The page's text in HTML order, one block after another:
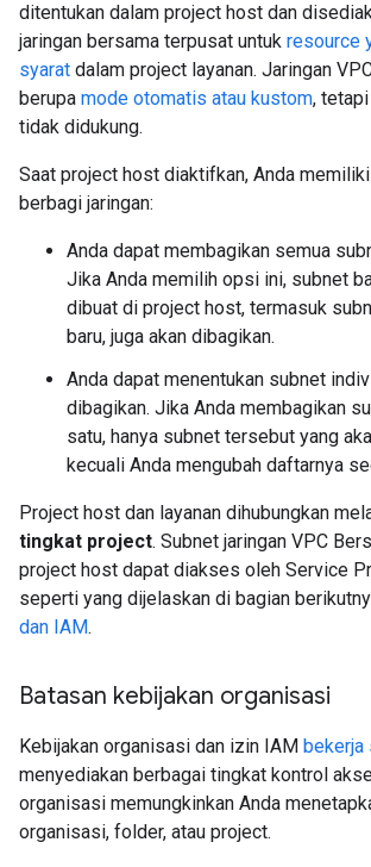
ditentukan dalam project host dan
jaringan bersama terpusat untuk resource
syarat dalam project layanan. Jaringan
berupa mode otomatis atau kustom, tetapi
tidak didukung.
Saat project host diaktifkan, Anda
berbagi jaringan:
Anda dapat membagikan semua
Jika Anda memilih opsi ini, subnet
dibuat di project host, termasuk
baru, juga akan dibagikan.
Anda dapat menentukan subnet
dibagikan. Jika Anda membagikan
satu, hanya subnet tersebut yang
kecuali Anda mengubah daftarnya
Project host dan layanan dihubungkan
tingkat project. Subnet jaringan VPC
project host dapat diakses oleh Service
seperti yang dijelaskan di bagian
dan IAM.
Batasan kebijakan organisasi
Kebijakan organisasi dan izin IAM bekerja
menyediakan berbagai tingkat kontrol
organisasi memungkinkan Anda
organisasi, folder, atau project.